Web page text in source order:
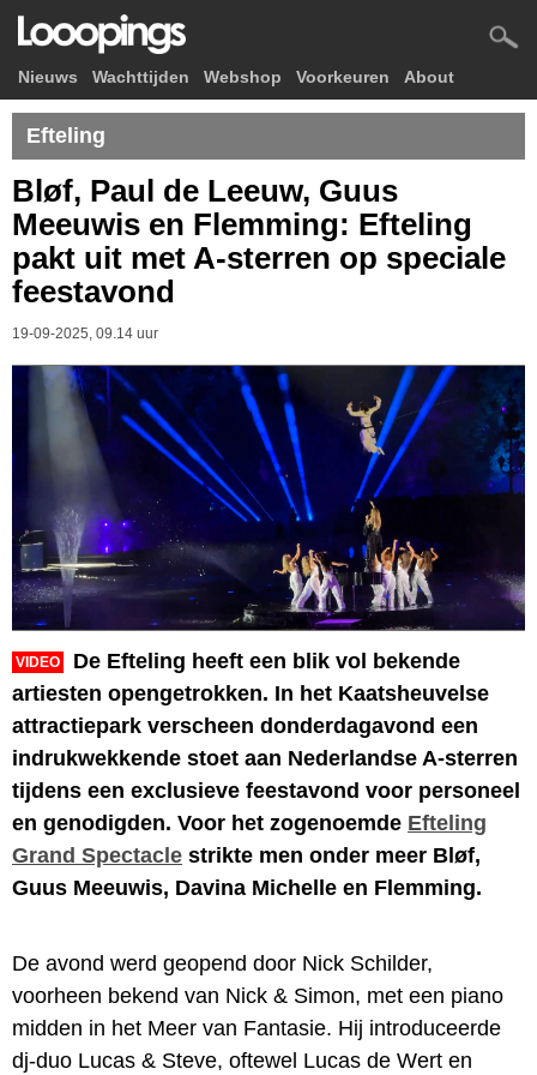
Nieuws Wachttijden Webshop Voorkeuren About
Efteling
Bløf, Paul de Leeuw, Guus
Meeuwis en Flemming: Efteling
pakt uit met A-sterren op speciale
feestavond
19-09-2025, 09.14 uur
VIDEO
De Efteling heeft een blik vol bekende
artiesten opengetrokken. In het Kaatsheuvelse
attractiepark verscheen donderdagavond een
indrukwekkende stoet aan Nederlandse A-sterren
tijdens een exclusieve feestavond voor personeel
en genodigden. Voor het zogenoemde Efteling
Grand Spectacle strikte men onder meer Bløf,
Guus Meeuwis, Davina Michelle en Flemming.
De avond werd geopend door Nick Schilder,
voorheen bekend van Nick & Simon, met een piano
midden in het Meer van Fantasie. Hij introduceerde
dj-duo Lucas & Steve, oftewel Lucas de Wert en